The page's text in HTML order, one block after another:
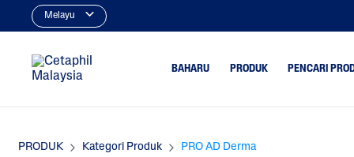
Melayu
BAHARU PRODUK
Pencuci
PENCARI
PRODUK Kategori Produk PRO AD Derma